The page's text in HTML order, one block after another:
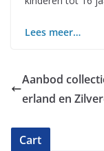
Lees meer…
Aanbod
erland en
Cart